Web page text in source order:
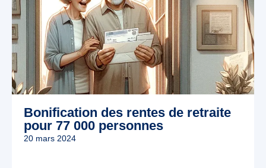
Bonification des rentes de retraite
pour 77 000 personnes
20 mars 2024